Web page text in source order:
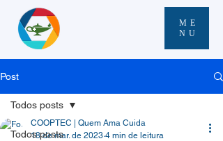
ME
NU
Post
Todos posts
Todos posts
COOPTEC | Quem Ama Cuida
18 de mar. de 2023 4 min de leitura